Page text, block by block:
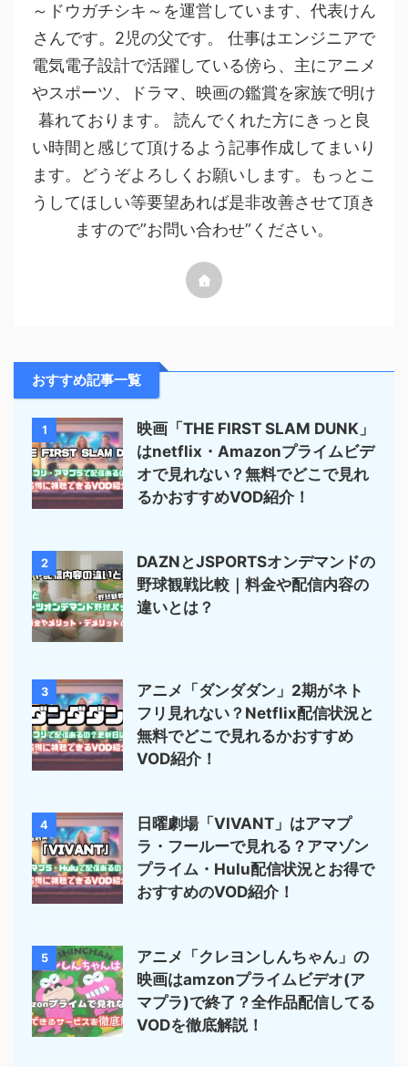
～ドウガチシキ～を運営しています、代表けん
さんです。2児の父です。 仕事はエンジニアで
電気電子設計で活躍している傍ら、主にアニメ
やスポーツ、ドラマ、映画の鑑賞を家族で明け
暮れております。 読んでくれた方にきっと良
い時間と感じて頂けるよう記事作成してまいり
ます。どうぞよろしくお願いします。もっとこ
うしてほしい等要望あれば是非改善させて頂き
ますので”お問い合わせ”ください。
おすすめ記事一覧
1
映画「THE FIRST SLAM DUNK」
はnetflix・Amazonプライムビデ
オで見れない？無料でどこで見れ
るかおすすめVOD紹介！
2
DAZNとJSPORTSオンデマンドの
野球観戦比較｜料金や配信内容の
違いとは？
3
アニメ「ダンダダン」2期がネト
フリ見れない？Netflix配信状況と
無料でどこで見れるかおすすめ
VOD紹介！
4
日曜劇場「VIVANT」はアマプ
ラ・フールーで見れる？アマゾン
プライム・Hulu配信状況とお得で
おすすめのVOD紹介！
5
アニメ「クレヨンしんちゃん」の
映画はamzonプライムビデオ(ア
マプラ)で終了？全作品配信してる
VODを徹底解説！